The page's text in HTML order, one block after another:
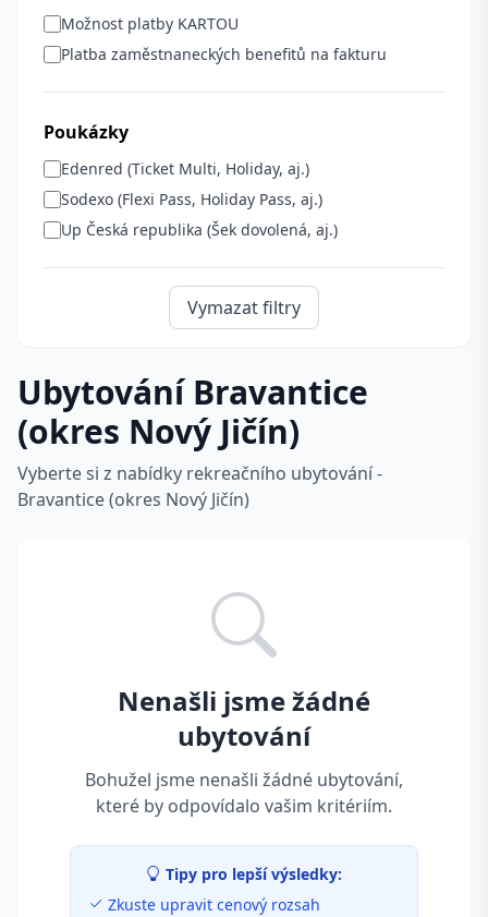
Možnost platby KARTOU
Platba zaměstnaneckých benefitů na fakturu
Poukázky
Edenred (Ticket Multi, Holiday, aj.)
Sodexo (Flexi Pass, Holiday Pass, aj.)
Up Česká republika (Šek dovolená, aj.)
Vymazat filtry
Ubytování Bravantice
(okres Nový Jičín)
Vyberte si z nabídky rekreačního ubytování -
Bravantice (okres Nový Jičín)
Nenašli jsme žádné
ubytování
Bohužel jsme nenašli žádné ubytování,
které by odpovídalo vašim kritériím.
Tipy pro lepší výsledky:
Zkuste upravit cenový rozsah